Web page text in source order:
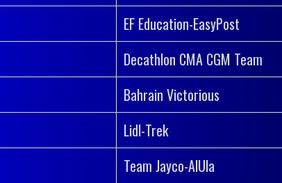
EF Education-EasyPost
Decathlon CMA CGM Team
Bahrain Victorious
Lidl-Trek
Team Jayco-AlUla